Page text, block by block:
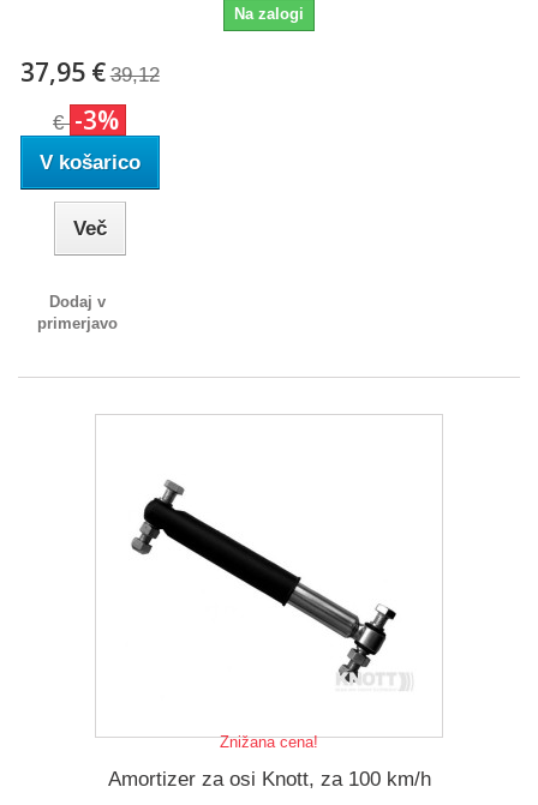
Na zalogi
37,95 € 39,12
€ -3%
V košarico
Več
Dodaj v
primerjavo
Znižana cena!
Amortizer za osi Knott, za 100 km/h